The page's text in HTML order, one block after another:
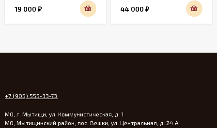
19 000 ₽ 44 000 ₽
+7 (905) 555-33-73
МО, г. Мытищи, ул. Коммунистическая, д. 1
МО, Мытищинский район, пос. Вешки, ул. Центральная, д. 24 А